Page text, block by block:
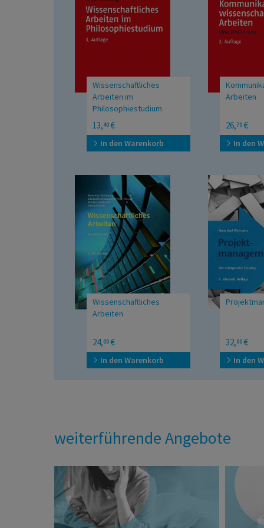
Wissenschaftliches
Arbeiten im
Philosophiestudium
UTB Mittlere Reihe
13,40 €
In den Warenkorb
Arbeiten
Eine
26,70 €
In den
Wissenschaftliches
Arbeiten
Eine Einführung
24,00 €
In den Warenkorb
Der
32,00 €
In den
weiterführende Angebote